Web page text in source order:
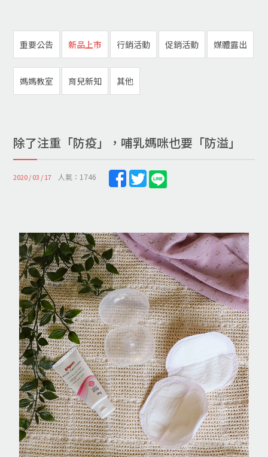
重要公告 新品上市 行銷活動 促銷活動 媒體露出
媽媽教室 育兒新知 其他
除了注重「防疫」，哺乳媽咪也要「防溢」
2020 / 03 / 17 人氣：1746